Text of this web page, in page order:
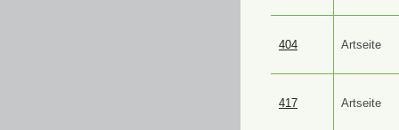
404 Artseite
417 Artseite